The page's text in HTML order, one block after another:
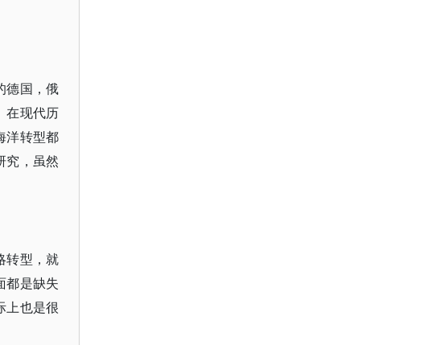
德国，俄
在现代历
洋转型都
究，虽然
转型，就
都是缺失
上也是很